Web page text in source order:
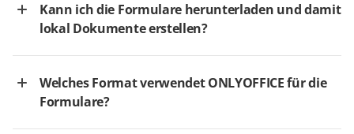
Kann ich die Formulare herunterladen und damit
lokal Dokumente erstellen?
Welches Format verwendet ONLYOFFICE für die
Formulare?